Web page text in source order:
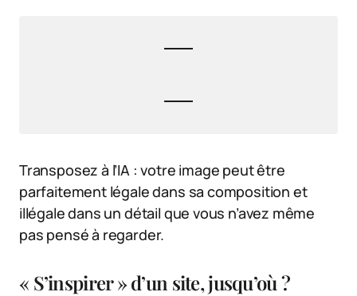
Transposez à l’IA : votre image peut être
parfaitement légale dans sa composition et
illégale dans un détail que vous n’avez même
pas pensé à regarder.
« S’inspirer » d’un site, jusqu’où ?